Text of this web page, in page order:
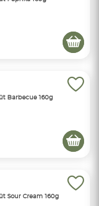
Barbecue 160g
Sour Cream 160g